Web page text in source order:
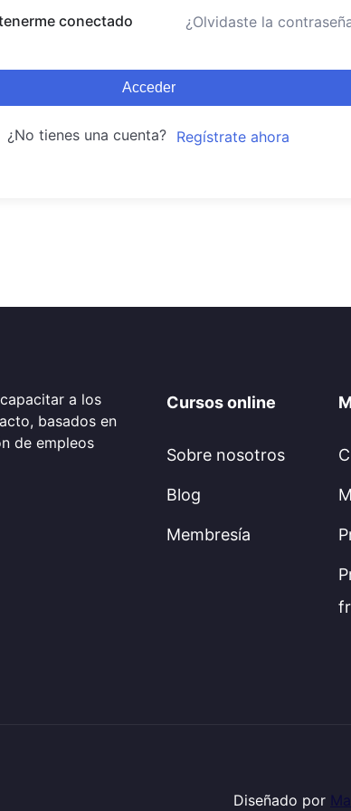
conectado ¿Olvidaste la
Acceder
¿No tienes una cuenta? Regístrate ahora
a los
basados en
de empleos
Cursos online
Sobre nosotros
Blog
Membresía
Diseñado por